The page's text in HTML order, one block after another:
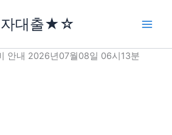
대출★☆
안내 2026년07월08일 06시13분